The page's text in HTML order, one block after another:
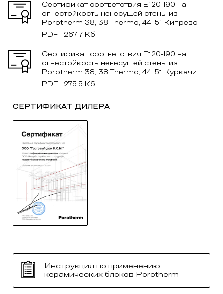
Сертификат соответствия E120-I90 на
огнестойкость ненесущей стены из
Porotherm 38, 38 Thermo, 44, 51 Кипрево
PDF , 267.7 Кб
Сертификат соответствия E120-I90 на
огнестойкость ненесущей стены из
Porotherm 38, 38 Thermo, 44, 51 Куркачи
PDF , 275.5 Кб
СЕРТИФИКАТ ДИЛЕРА
Инструкция по применению
керамических блоков Porotherm